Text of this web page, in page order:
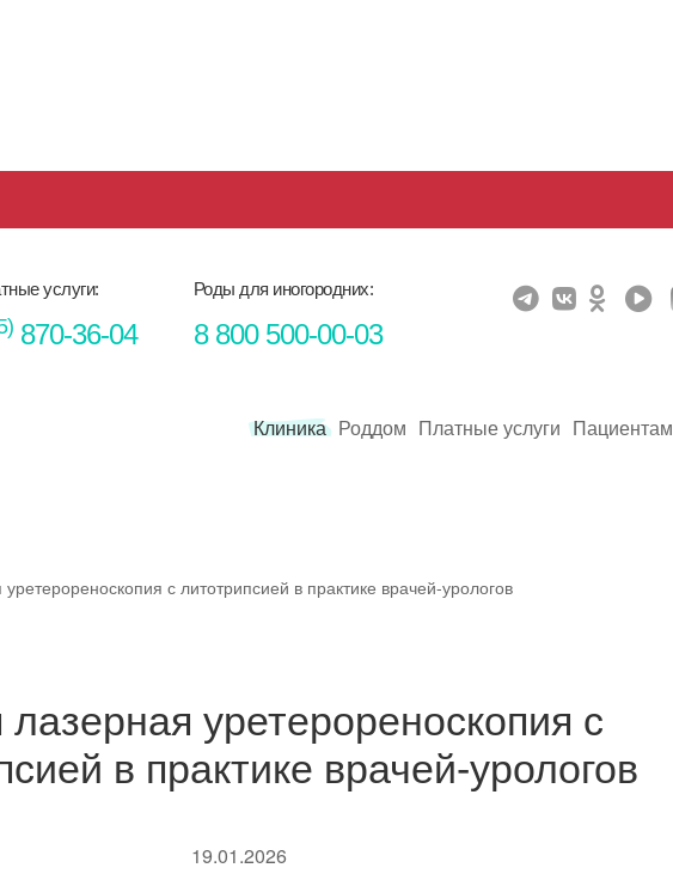
услуги:
870-36-04
Роды для иногородних:
8 800 500-00-03
Клиника Роддом Платные услуги Пациентам
с литотрипсией в практике врачей-урологов
лазерная уретерореноскопия с
в практике врачей-урологов
19.01.2026